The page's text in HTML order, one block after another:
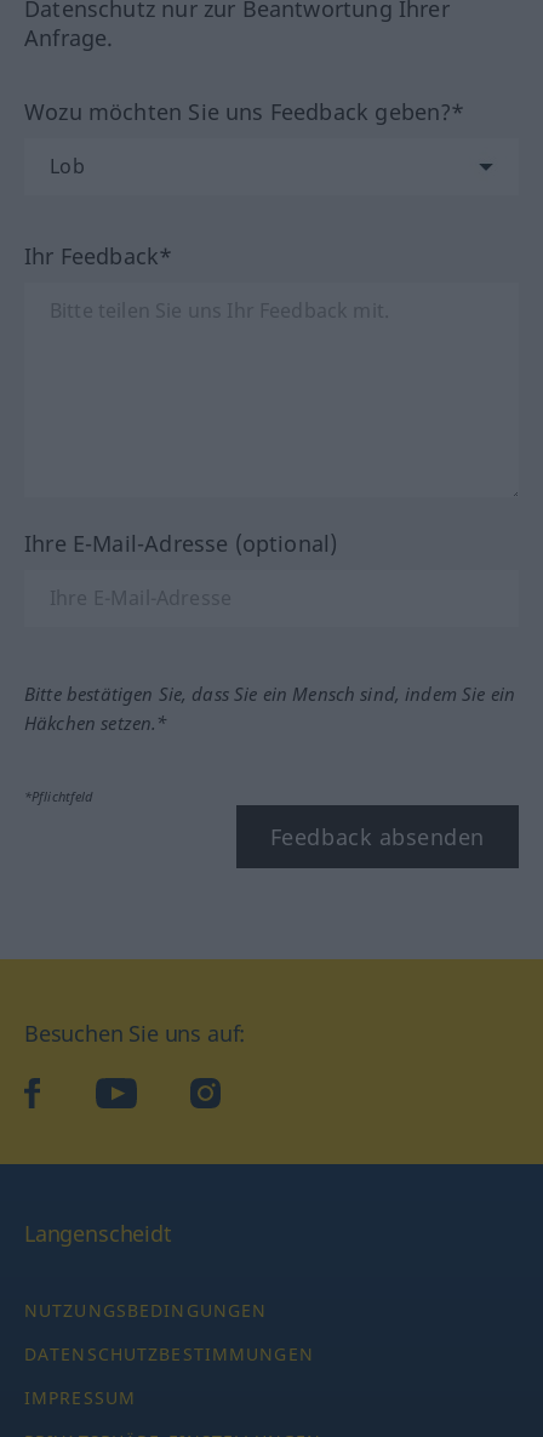
Datenschutz nur zur Beantwortung Ihrer
Anfrage.
Wozu möchten Sie uns Feedback geben?*
Ihr Feedback*
Ihre E-Mail-Adresse (optional)
Bitte bestätigen Sie, dass Sie ein Mensch sind, indem Sie ein
Häkchen setzen.*
*Pflichtfeld
Feedback absenden
Besuchen Sie uns auf:
facebookYouTube Instagram
Langenscheidt
NUTZUNGSBEDINGUNGEN
DATENSCHUTZBESTIMMUNGEN
IMPRESSUM